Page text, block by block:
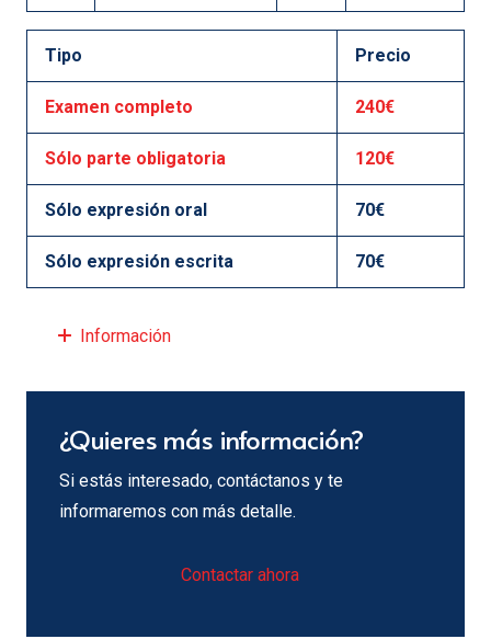
Tipo Precio
Examen completo 240€
Sólo parte obligatoria 120€
Sólo expresión oral 70€
Sólo expresión escrita 70€
Información
¿Quieres más información?
Si estás interesado, contáctanos y te
informaremos con más detalle.
Contactar ahora